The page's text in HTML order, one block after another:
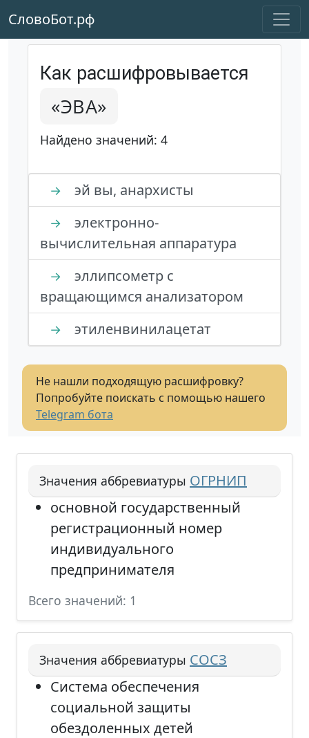
СловоБот.рф
Как расшифровывается
«ЭВА»
Найдено значений: 4
→ эй вы, анархисты
→
электронно-
вычислительная аппаратура
→
эллипсометр с
вращающимся анализатором
→ этиленвинилацетат
Не нашли подходящую расшифровку?
Попробуйте поискать с помощью нашего
Telegram бота
Значения аббревиатуры ОГРНИП
основной государственный
регистрационный номер
индивидуального
предпринимателя
Всего значений: 1
Значения аббревиатуры СОСЗ
Система обеспечения
социальной защиты
обездоленных детей